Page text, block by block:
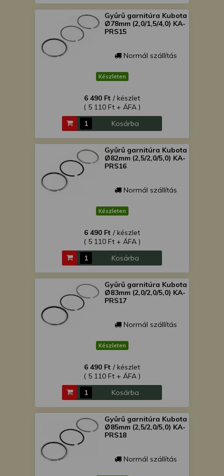
Gyűrű garnitúra Kubota
Ø78mm (2,0/1,5/4,0) KA-
PRS15
Normál szállítás
Készleten
6 490 Ft / készlet
( 5 110 Ft + ÁFA )
Kosárba
Gyűrű garnitúra Kubota
Ø82mm (2,5/2,0/5,0) KA-
PRS16
Normál szállítás
Készleten
6 490 Ft / készlet
( 5 110 Ft + ÁFA )
Kosárba
Gyűrű garnitúra Kubota
Ø83mm (2,0/2,0/5,0) KA-
PRS17
Normál szállítás
Készleten
6 490 Ft / készlet
( 5 110 Ft + ÁFA )
Kosárba
Gyűrű garnitúra Kubota
Ø85mm (2,5/2,0/5,0) KA-
PRS18
Normál szállítás